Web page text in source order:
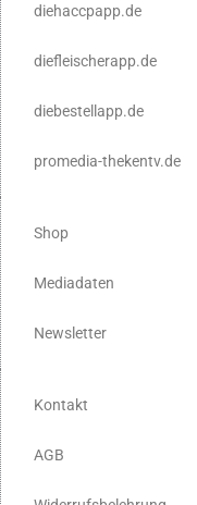
diehaccpapp.de
diefleischerapp.de
diebestellapp.de
promedia-thekentv.de
Shop
Mediadaten
Newsletter
Kontakt
AGB